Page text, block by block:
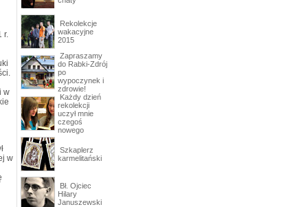
r.
w
w
Rekolekcje
wakacyjne
2015
Zapraszamy
do Rabki-Zdrój
po
wypoczynek i
zdrowie!
Każdy dzień
rekolekcji
uczył mnie
czegoś
nowego
Szkaplerz
karmelitański
Bł. Ojciec
Hilary
Januszewski